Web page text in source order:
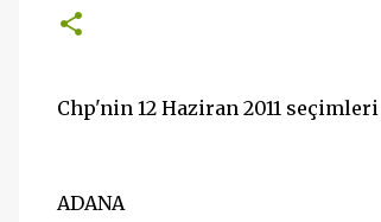
Chp'nin 12 Haziran 2011
ADANA